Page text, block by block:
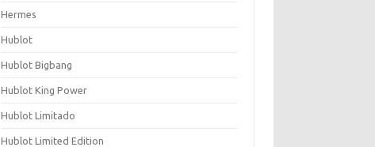
Hermes
Hublot
Hublot Bigbang
Hublot King Power
Hublot Limitado
Hublot Limited Edition